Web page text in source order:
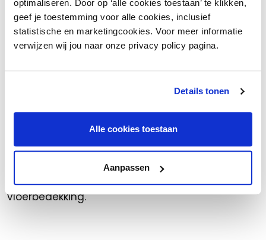
optimaliseren. Door op ‘alle cookies toestaan’ te klikken,
geef je toestemming voor alle cookies, inclusief
statistische en marketingcookies. Voor meer informatie
verwijzen wij jou naar onze privacy policy pagina.
Details tonen
Alle cookies toestaan
Aanpassen
Consumentenonderzoek Wonen
. Of neem
contact op metBert-Jan van der Stelt.
* De Woonmonitor is het
consumentenonderzoek op het gebied van
woonproducten. INretail voert sinds 2020 dit
van 20.000 respondenten geeft het belangrijke
inzichten over de consumentenbestedingen in
de woonbranche. De komende weken zullen we
achtereenvolgend nog inzoomen op de
volgende productgroepen: bedden en
vloerbedekking.